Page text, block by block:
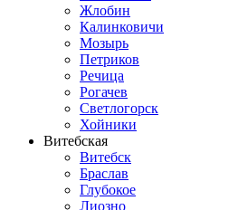
Жлобин
Калинковичи
Мозырь
Петриков
Речица
Рогачев
Светлогорск
Хойники
Витебская
Витебск
Браслав
Глубокое
Лиозно